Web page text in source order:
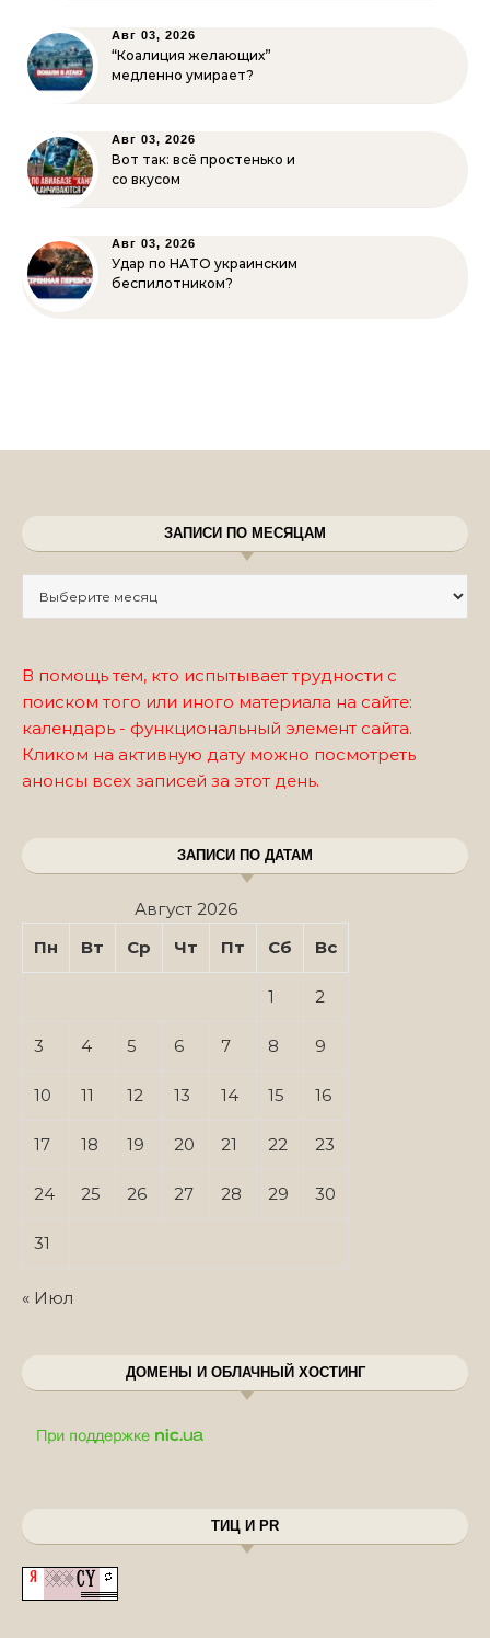
Авг 03, 2026
“Коалиция желающих”
медленно умирает?
Авг 03, 2026
Вот так: всё простенько и
со вкусом
Авг 03, 2026
Удар по НАТО украинским
беспилотником?
ЗАПИСИ ПО МЕСЯЦАМ
В помощь тем, кто испытывает трудности с
поиском того или иного материала на сайте:
календарь - функциональный элемент сайта.
Кликом на активную дату можно посмотреть
анонсы всех записей за этот день.
ЗАПИСИ ПО ДАТАМ
Август 2026
Пн
Вт Ср Чт Пт Сб Вс
1 2
3 4 5 6 7 8 9
10 11 12 13 14 15 16
17 18 19 20 21 22 23
24 25 26 27 28 29 30
31
« Июл
ДОМЕНЫ И ОБЛАЧНЫЙ ХОСТИНГ
ТИЦ И PR